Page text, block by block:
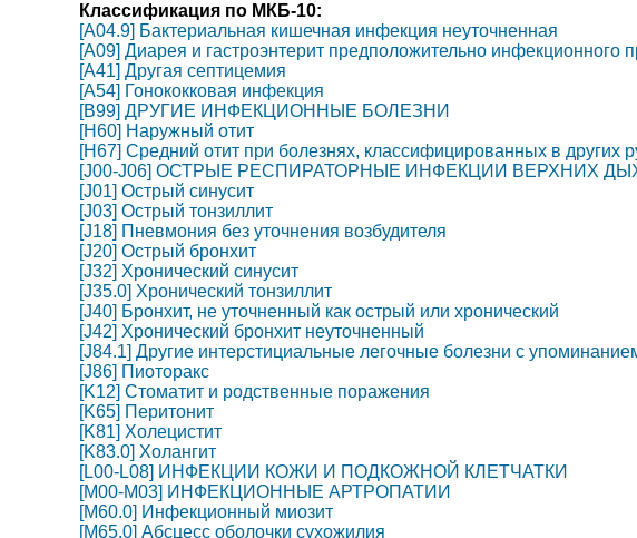
Классификация по МКБ-10:
[A04.9] Бактериальная кишечная инфекция неуточненная
[A09] Диарея и гастроэнтерит предположительно инфекционного
[A41] Другая септицемия
[A54] Гонококковая инфекция
[B99] ДРУГИЕ ИНФЕКЦИОННЫЕ БОЛЕЗНИ
[H60] Наружный отит
[H67] Средний отит при болезнях, классифицированных в других
[J00-J06] ОСТРЫЕ РЕСПИРАТОРНЫЕ ИНФЕКЦИИ ВЕРХНИХ
[J01] Острый синусит
[J03] Острый тонзиллит
[J18] Пневмония без уточнения возбудителя
[J20] Острый бронхит
[J32] Хронический синусит
[J35.0] Хронический тонзиллит
[J40] Бронхит, не уточненный как острый или хронический
[J42] Хронический бронхит неуточненный
[J84.1] Другие интерстициальные легочные болезни с
[J86] Пиоторакс
[K12] Стоматит и родственные поражения
[K65] Перитонит
[K81] Холецистит
[K83.0] Холангит
[L00-L08] ИНФЕКЦИИ КОЖИ И ПОДКОЖНОЙ КЛЕТЧАТКИ
[M00-M03] ИНФЕКЦИОННЫЕ АРТРОПАТИИ
[M60.0] Инфекционный миозит
[M65.0] Абсцесс оболочки сухожилия